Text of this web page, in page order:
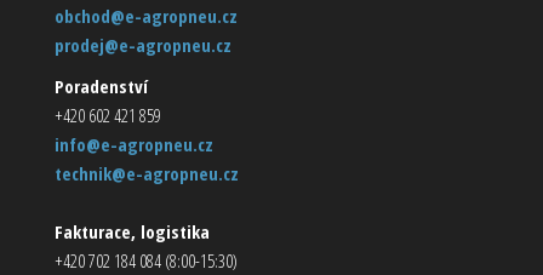
obchod@e-agropneu.cz
prodej@e-agropneu.cz
Poradenství
+420 602 421 859
info@e-agropneu.cz
technik@e-agropneu.cz
Fakturace, logistika
+420 702 184 084 (8:00-15:30)